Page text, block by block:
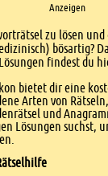
Anzeigen
zu lösen
bösartig?
findest du
bietet dir eine
Arten von
und
Lösungen suchst,